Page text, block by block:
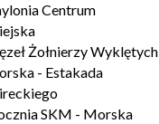
Centrum
Żołnierzy Wyklętych
- Estakada
SKM - Morska